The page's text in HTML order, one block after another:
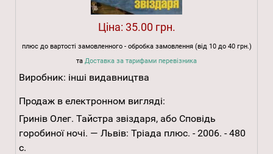
Ціна: 35.00 грн.
плюс до вартості замовленного - обробка замовлення (від 10 до 40 грн.)
та Доставка за тарифами перевізника
Виробник: інші видавництва
Продаж в електронном вигляді:
Гринів Олег. Тайстра звіздаря, або Сповідь
горобиної ночі. — Львів: Тріада плюс. - 2006. - 480
с.